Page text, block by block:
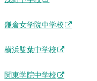
鎌倉女学院中学校
横浜雙葉中学校
関東学院中学校